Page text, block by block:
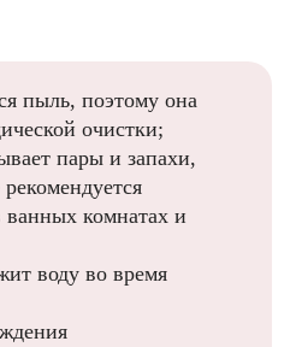
пыль, поэтому она
очистки;
пары и запахи,
ванных комнатах и
воду во время